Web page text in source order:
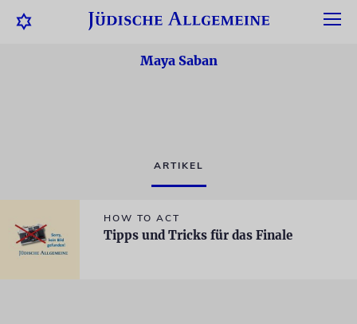
Maya Saban
ARTIKEL
HOW TO ACT
Tipps und Tricks für das Finale